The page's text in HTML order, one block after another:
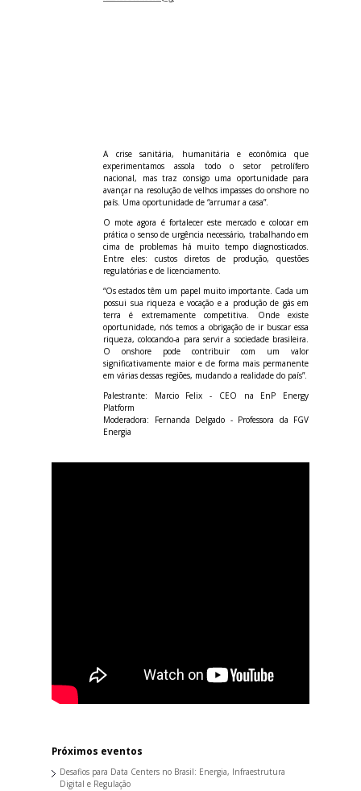
A crise sanitária, humanitária e econômica que
experimentamos assola todo o setor petrolífero
nacional, mas traz consigo uma oportunidade para
avançar na resolução de velhos impasses do onshore no
país. Uma oportunidade de “arrumar a casa”.
O mote agora é fortalecer este mercado e colocar em
prática o senso de urgência necessário, trabalhando em
cima de problemas há muito tempo diagnosticados.
Entre eles: custos diretos de produção, questões
regulatórias e de licenciamento.
“Os estados têm um papel muito importante. Cada um
possui sua riqueza e vocação e a produção de gás em
terra é extremamente competitiva. Onde existe
oportunidade, nós temos a obrigação de ir buscar essa
riqueza, colocando-a para servir a sociedade brasileira.
O onshore pode contribuir com um valor
significativamente maior e de forma mais permanente
em várias dessas regiões, mudando a realidade do país”.
Palestrante: Marcio Felix - CEO na EnP Energy
Platform
Moderadora: Fernanda Delgado - Professora da FGV
Energia
Próximos eventos
Desafios para Data Centers no Brasil: Energia, Infraestrutura
Digital e Regulação